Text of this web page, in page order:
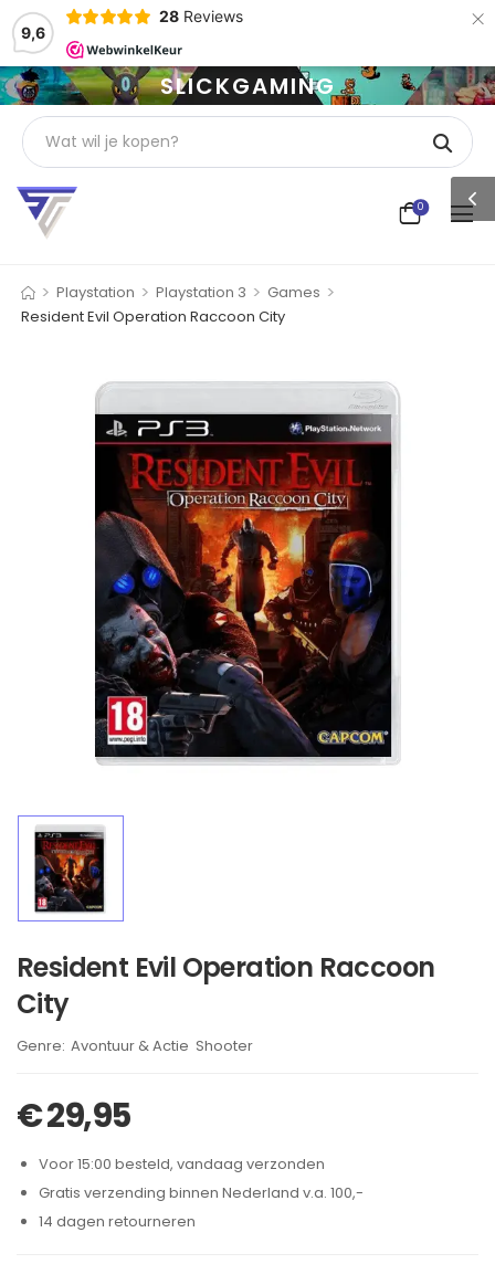
9,6
28 Reviews ×
SLICKGAMING
0
> Playstation > Playstation 3 > Games >
Resident Evil Operation Raccoon City
Resident Evil Operation Raccoon
City
Brand:
Avontuur & Actie ,
Shooter
€29,95
Voor 15:00 besteld, vandaag verzonden
Gratis verzending binnen Nederland v.a. 100,-
14 dagen retourneren